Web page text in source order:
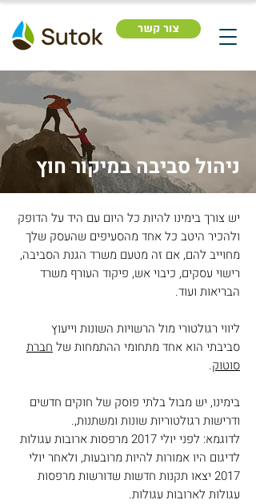
צור קשר
ניהול סביבה במיקור חוץ
יש צורך בימינו להיות כל היום עם היד על הדופק
ולהכיר היטב כל אחד מהסעיפים שהעסק שלך
מחוייב להם, אם זה מטעם משרד הגנת הסביבה,
רישוי עסקים, כיבוי אש, פיקוד העורף משרד
הבריאות ועוד.
ליווי רגולטורי מול הרשויות השונות וייעוץ
סביבתי הוא אחד מתחומי ההתמחות של חברת
סוטוק.
בימינו, יש מבול בלתי פוסק של חוקים חדשים
ודרישות רגולטוריות שונות ומשתנות,.
לדוגמא: לפני יולי 2017 מרפסות ארובות עגולות
לדיגום היו אמורות להיות מרובעות, ולאחר יולי
2017 יצאו תקנות חדשות שדורשות מרפסות
עגולות לארובות עגולות.